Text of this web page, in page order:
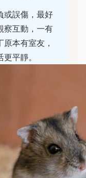
或誤傷，最好
察互動，一有
本有室友，
平靜。